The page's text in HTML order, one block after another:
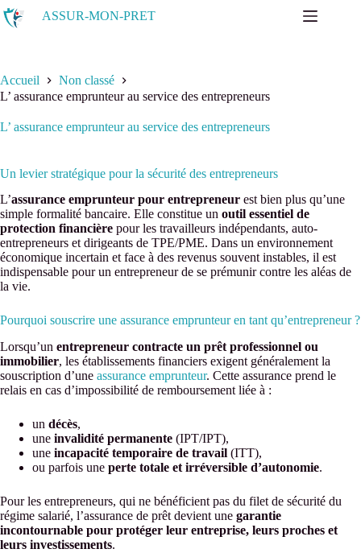
Passer
au
ASSUR-MON-PRET
Accueil
Non classé
L’ assurance emprunteur au service des entrepreneurs
L’ assurance emprunteur au service des entrepreneurs
Un levier stratégique pour la sécurité des entrepreneurs
L’assurance emprunteur pour entrepreneur est bien plus qu’une
simple formalité bancaire. Elle constitue un outil essentiel de
protection financière pour les travailleurs indépendants, auto-
entrepreneurs et dirigeants de TPE/PME. Dans un environnement
économique incertain et face à des revenus souvent instables, il est
indispensable pour un entrepreneur de se prémunir contre les aléas de
la vie.
Pourquoi souscrire une assurance emprunteur en tant qu’entrepreneur ?
Lorsqu’un entrepreneur contracte un prêt professionnel ou
immobilier, les établissements financiers exigent généralement la
souscription d’une assurance emprunteur. Cette assurance prend le
relais en cas d’impossibilité de remboursement liée à :
un décès,
une invalidité permanente (IPT/IPT),
une incapacité temporaire de travail (ITT),
ou parfois une perte totale et irréversible d’autonomie.
Pour les entrepreneurs, qui ne bénéficient pas du filet de sécurité du
régime salarié, l’assurance de prêt devient une garantie
incontournable pour protéger leur entreprise, leurs proches et
leurs investissements.